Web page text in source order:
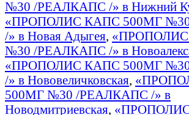
№30 /РЕАЛКАПС /» в Нижний
«ПРОПОЛИС КАПС 500МГ
/» в Новая Адыгея,
№30 /РЕАЛКАПС /» в
«ПРОПОЛИС КАПС 500МГ
/» в Нововеличковская,
500МГ №30 /РЕАЛКАПС /» в
Новодмитриевская,